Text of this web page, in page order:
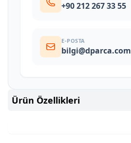
+90 212 267 33 55
E-POSTA
bilgi@dparca.com
Ürün Özellikleri